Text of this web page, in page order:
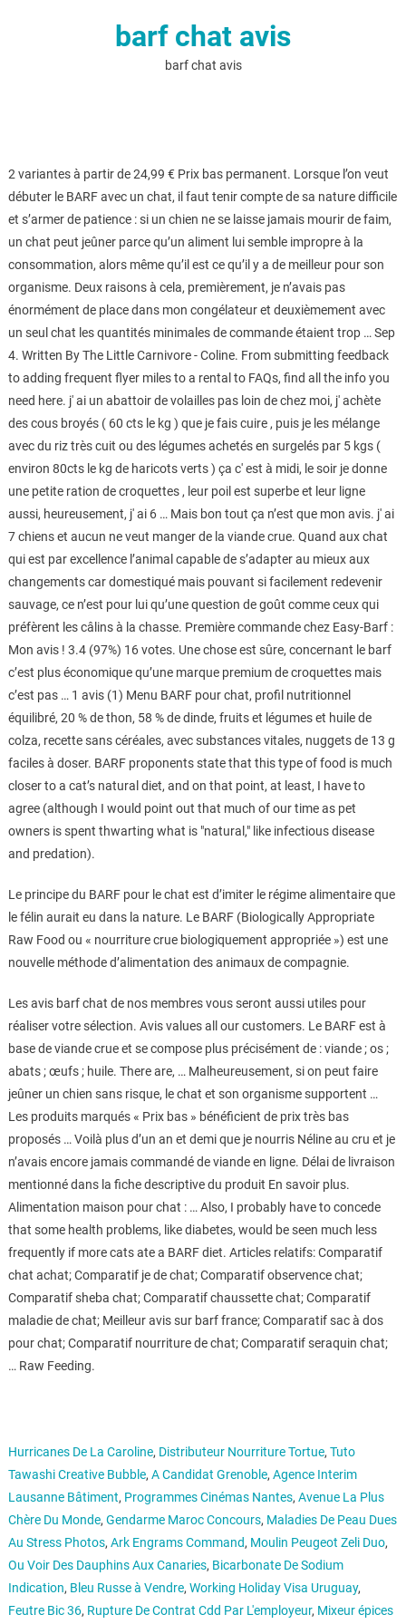
barf chat avis
barf chat avis
2 variantes à partir de 24,99 € Prix bas permanent. Lorsque l’on veut
débuter le BARF avec un chat, il faut tenir compte de sa nature difficile
et s’armer de patience : si un chien ne se laisse jamais mourir de faim,
un chat peut jeûner parce qu’un aliment lui semble impropre à la
consommation, alors même qu’il est ce qu’il y a de meilleur pour son
organisme. Deux raisons à cela, premièrement, je n’avais pas
énormément de place dans mon congélateur et deuxièmement avec
un seul chat les quantités minimales de commande étaient trop … Sep
4. Written By The Little Carnivore - Coline. From submitting feedback
to adding frequent flyer miles to a rental to FAQs, find all the info you
need here. j' ai un abattoir de volailles pas loin de chez moi, j' achète
des cous broyés ( 60 cts le kg ) que je fais cuire , puis je les mélange
avec du riz très cuit ou des légumes achetés en surgelés par 5 kgs (
environ 80cts le kg de haricots verts ) ça c' est à midi, le soir je donne
une petite ration de croquettes , leur poil est superbe et leur ligne
aussi, heureusement, j' ai 6 … Mais bon tout ça n’est que mon avis. j' ai
7 chiens et aucun ne veut manger de la viande crue. Quand aux chat
qui est par excellence l’animal capable de s’adapter au mieux aux
changements car domestiqué mais pouvant si facilement redevenir
sauvage, ce n’est pour lui qu’une question de goût comme ceux qui
préfèrent les câlins à la chasse. Première commande chez Easy-Barf :
Mon avis ! 3.4 (97%) 16 votes. Une chose est sûre, concernant le barf
c’est plus économique qu’une marque premium de croquettes mais
c’est pas … 1 avis (1) Menu BARF pour chat, profil nutritionnel
équilibré, 20 % de thon, 58 % de dinde, fruits et légumes et huile de
colza, recette sans céréales, avec substances vitales, nuggets de 13 g
faciles à doser. BARF proponents state that this type of food is much
closer to a cat’s natural diet, and on that point, at least, I have to
agree (although I would point out that much of our time as pet
owners is spent thwarting what is "natural," like infectious disease
and predation).
Le principe du BARF pour le chat est d’imiter le régime alimentaire que
le félin aurait eu dans la nature. Le BARF (Biologically Appropriate
Raw Food ou « nourriture crue biologiquement appropriée ») est une
nouvelle méthode d’alimentation des animaux de compagnie.
Les avis barf chat de nos membres vous seront aussi utiles pour
réaliser votre sélection. Avis values all our customers. Le BARF est à
base de viande crue et se compose plus précisément de : viande ; os ;
abats ; œufs ; huile. There are, … Malheureusement, si on peut faire
jeûner un chien sans risque, le chat et son organisme supportent …
Les produits marqués « Prix bas » bénéficient de prix très bas
proposés … Voilà plus d’un an et demi que je nourris Néline au cru et je
n’avais encore jamais commandé de viande en ligne. Délai de livraison
mentionné dans la fiche descriptive du produit En savoir plus.
Alimentation maison pour chat : … Also, I probably have to concede
that some health problems, like diabetes, would be seen much less
frequently if more cats ate a BARF diet. Articles relatifs: Comparatif
chat achat; Comparatif je de chat; Comparatif observence chat;
Comparatif sheba chat; Comparatif chaussette chat; Comparatif
maladie de chat; Meilleur avis sur barf france; Comparatif sac à dos
pour chat; Comparatif nourriture de chat; Comparatif seraquin chat;
… Raw Feeding.
Hurricanes De La Caroline, Distributeur Nourriture Tortue, Tuto
Tawashi Creative Bubble, A Candidat Grenoble, Agence Interim
Lausanne Bâtiment, Programmes Cinémas Nantes, Avenue La Plus
Chère Du Monde, Gendarme Maroc Concours, Maladies De Peau Dues
Au Stress Photos, Ark Engrams Command, Moulin Peugeot Zeli Duo,
Ou Voir Des Dauphins Aux Canaries, Bicarbonate De Sodium
Indication, Bleu Russe à Vendre, Working Holiday Visa Uruguay,
Feutre Bic 36, Rupture De Contrat Cdd Par L'employeur, Mixeur épices